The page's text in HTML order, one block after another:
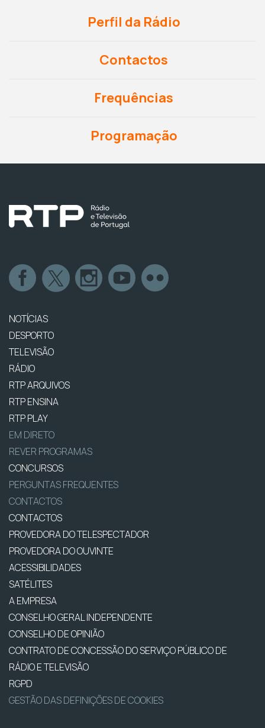
Perfil da Rádio
Contactos
Frequências
Programação
NOTÍCIAS
DESPORTO
TELEVISÃO
RÁDIO
RTP ARQUIVOS
RTP ENSINA
RTP PLAY
EM DIRETO
REVER PROGRAMAS
CONCURSOS
PERGUNTAS FREQUENTES
CONTACTOS
CONTACTOS
PROVEDORA DO TELESPECTADOR
PROVEDORA DO OUVINTE
ACESSIBILIDADES
SATÉLITES
A EMPRESA
CONSELHO GERAL INDEPENDENTE
CONSELHO DE OPINIÃO
CONTRATO DE CONCESSÃO DO SERVIÇO PÚBLICO DE
RÁDIO E TELEVISÃO
RGPD
GESTÃO DAS DEFINIÇÕES DE COOKIES